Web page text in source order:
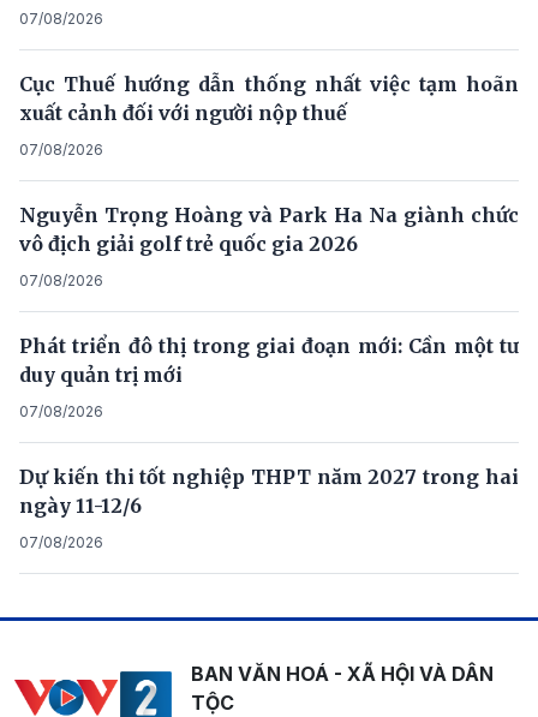
07/08/2026
Cục Thuế hướng dẫn thống nhất việc tạm hoãn
xuất cảnh đối với người nộp thuế
07/08/2026
Nguyễn Trọng Hoàng và Park Ha Na giành chức
vô địch giải golf trẻ quốc gia 2026
07/08/2026
Phát triển đô thị trong giai đoạn mới: Cần một tư
duy quản trị mới
07/08/2026
Dự kiến thi tốt nghiệp THPT năm 2027 trong hai
ngày 11-12/6
07/08/2026
BAN VĂN HOÁ - XÃ HỘI VÀ DÂN
TỘC